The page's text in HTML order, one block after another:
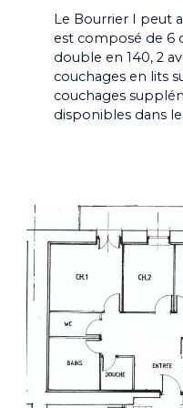
Le Bourrier I peut
est composé de 6
double en 140, 2
couchages en lits
couchages
disponibles dans